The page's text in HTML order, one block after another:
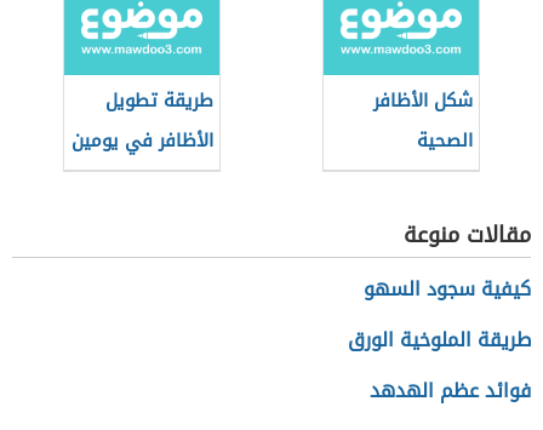
شكل الأظافر
الصحية
طريقة تطويل
الأظافر في يومين
مقالات منوعة
كيفية سجود السهو
طريقة الملوخية الورق
فوائد عظم الهدهد